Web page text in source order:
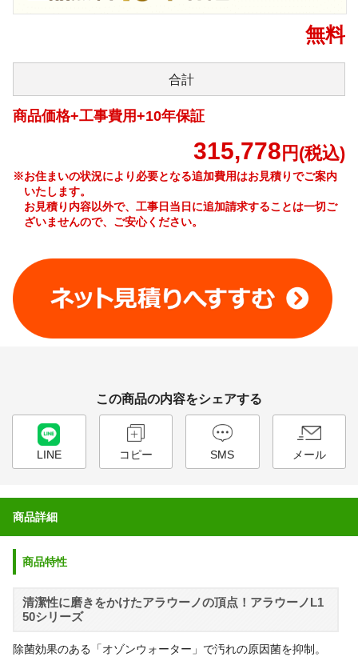
無料
合計
商品価格+工事費用+10年保証
315,778 円(税込)
※お住まいの状況により必要となる追加費用はお見積りでご案内
いたします。
お見積り内容以外で、工事日当日に追加請求することは一切ご
ざいませんので、ご安心ください。
この商品の内容をシェアする
LINE コピー SMS メール
商品詳細
商品特性
清潔性に磨きをかけたアラウーノの頂点！アラウーノL1
50シリーズ
除菌効果のある「オゾンウォーター」で汚れの原因菌を抑制。